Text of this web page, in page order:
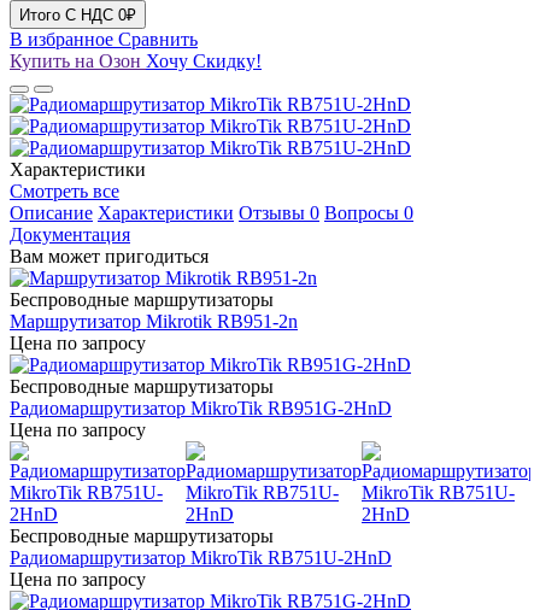
Итого C НДС 0₽
В избранное Сравнить
Купить на Озон Хочу Скидку!
Характеристики
Смотреть все
Описание Характеристики Отзывы 0 Вопросы 0
Документация
Вам может пригодиться
Беспроводные маршрутизаторы
Маршрутизатор Mikrotik RB951-2n
Цена по запросу
Беспроводные маршрутизаторы
Радиомаршрутизатор MikroTik RB951G-2HnD
Цена по запросу
Беспроводные маршрутизаторы
Радиомаршрутизатор MikroTik RB751U-2HnD
Цена по запросу